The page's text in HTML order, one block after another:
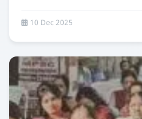
10 Dec 2025